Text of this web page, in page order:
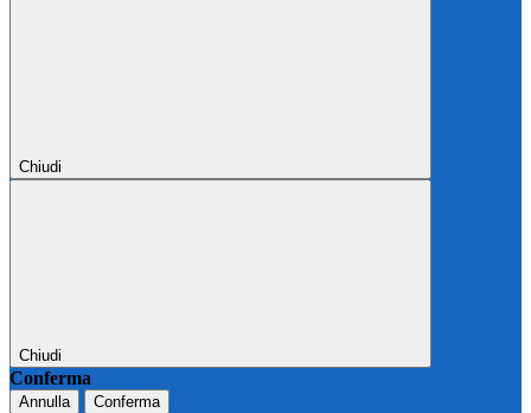
Chiudi
Chiudi
Conferma
Annulla Conferma